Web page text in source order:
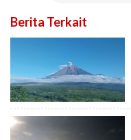
Berita Terkait